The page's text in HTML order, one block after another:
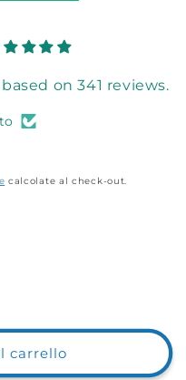
on 341 reviews.
calcolate al check-out.
carrello